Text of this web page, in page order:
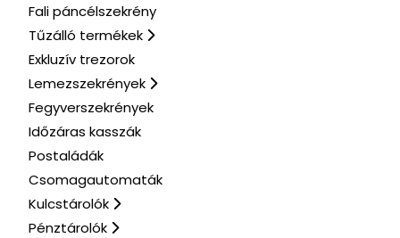
Fali páncélszekrény
Tűzálló termékek
Exkluzív trezorok
Lemezszekrények
Fegyverszekrények
Időzáras kasszák
Postaládák
Csomagautomaták
Kulcstárolók
Pénztárolók